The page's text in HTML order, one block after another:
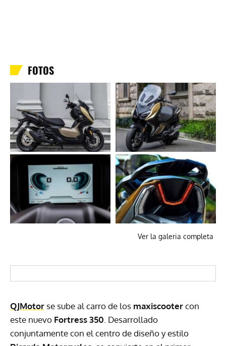
FOTOS
Ver la galeria completa
QJMotor se sube al carro de los maxiscootercon
este nuevo Fortress 350 . Desarrollado
conjuntamente con el centro de diseño y estilo